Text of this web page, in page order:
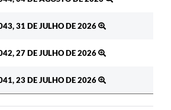
31 DE JULHO DE 2026
27 DE JULHO DE 2026
23 DE JULHO DE 2026